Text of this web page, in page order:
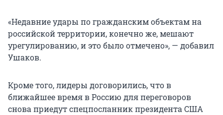
«Недавние удары по гражданским объектам на
российской территории, конечно же, мешают
урегулированию, и это было отмечено», — добавил
Ушаков.
Кроме того, лидеры договорились, что в
ближайшее время в Россию для переговоров
снова приедут спецпосланник президента США